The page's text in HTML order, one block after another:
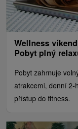
Wellness
Pobyt plný
Pobyt zahrnuje
atrakcemi, denní 2-
přístup do fitness.